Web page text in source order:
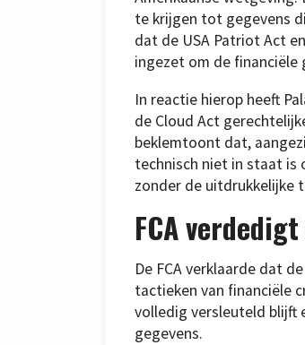
te krijgen tot gegevens
dat de USA Patriot Act
ingezet om de
In reactie hierop heeft
de Cloud Act
beklemtoont dat,
technisch niet in staat is
zonder de uitdrukkelijke
FCA
De FCA verklaarde dat
tactieken van financiële
volledig versleuteld blijft
gegevens.